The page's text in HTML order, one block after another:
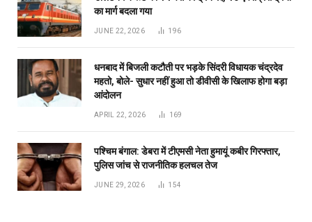
का मार्ग बदला गया
JUNE 22, 2026 196
धनबाद में बिजली कटौती पर भड़के सिंदरी विधायक चंद्रदेव
महतो, बोले- सुधार नहीं हुआ तो डीवीसी के खिलाफ होगा बड़ा
आंदोलन
APRIL 22, 2026 169
पश्चिम बंगाल: डेबरा में टीएमसी नेता हुमायूं कबीर गिरफ्तार,
पुलिस जांच से राजनीतिक हलचल तेज
JUNE 29, 2026 154